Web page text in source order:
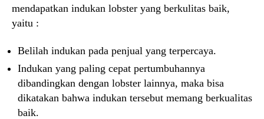
mendapatkan indukan lobster yang berkulitas baik,
yaitu :
Belilah indukan pada penjual yang terpercaya.
Indukan yang paling cepat pertumbuhannya
dibandingkan dengan lobster lainnya, maka bisa
dikatakan bahwa indukan tersebut memang berkualitas
baik.